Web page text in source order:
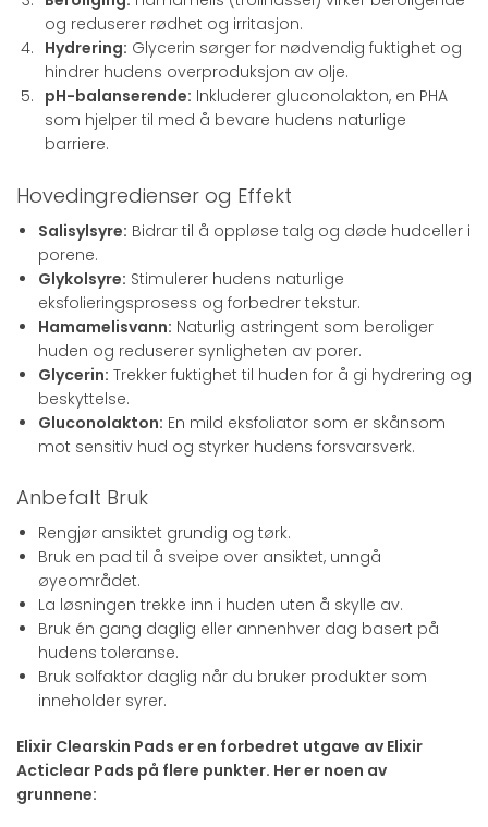
og reduserer rødhet og irritasjon.
Hydrering: Glycerin sørger for nødvendig fuktighet og
hindrer hudens overproduksjon av olje.
pH-balanserende: Inkluderer gluconolakton, en PHA
som hjelper til med å bevare hudens naturlige
barriere.
Hovedingredienser og Effekt
Salisylsyre: Bidrar til å oppløse talg og døde hudceller i
porene.
Glykolsyre: Stimulerer hudens naturlige
eksfolieringsprosess og forbedrer tekstur.
Hamamelisvann: Naturlig astringent som beroliger
huden og reduserer synligheten av porer.
Glycerin: Trekker fuktighet til huden for å gi hydrering og
beskyttelse.
Gluconolakton: En mild eksfoliator som er skånsom
mot sensitiv hud og styrker hudens forsvarsverk.
Anbefalt Bruk
Rengjør ansiktet grundig og tørk.
Bruk en pad til å sveipe over ansiktet, unngå
øyeområdet.
La løsningen trekke inn i huden uten å skylle av.
Bruk én gang daglig eller annenhver dag basert på
hudens toleranse.
Bruk solfaktor daglig når du bruker produkter som
inneholder syrer.
Elixir Clearskin Pads er en forbedret utgave av Elixir
Acticlear Pads på flere punkter. Her er noen av
grunnene: